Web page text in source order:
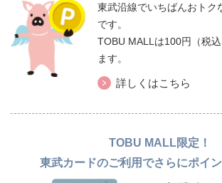
東武沿線でいちばんおトク
です。
TOBU MALLは100円（税
ます。
詳しくはこちら
TOBU MALL限定！
東武カードのご利用でさらにポイン